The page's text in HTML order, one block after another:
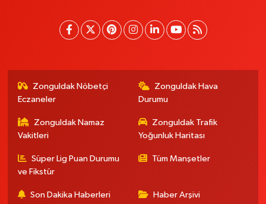
Zonguldak Nöbetçi
Eczaneler
Zonguldak Hava
Durumu
Zonguldak Namaz
Vakitleri
Zonguldak Trafik
Yoğunluk Haritası
Süper Lig Puan Durumu
ve Fikstür
Tüm Manşetler
Son Dakika Haberleri Haber Arşivi